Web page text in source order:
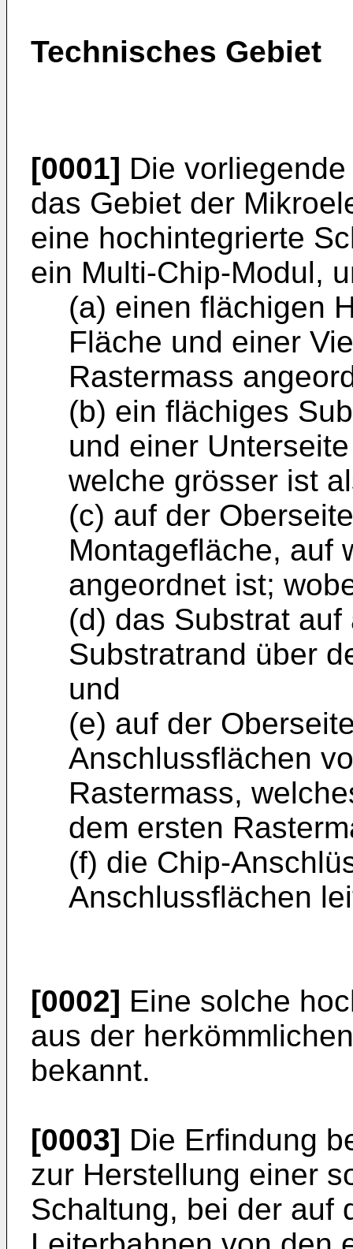
Technisches Gebiet
[0001] Die
das Gebiet der
eine hochintegrierte
ein Multi-Chip-Modul,
(a) einen flächigen
Fläche und einer
Rastermass
(b) ein flächiges
und einer
welche grösser ist
(c) auf der
Montagefläche, auf
angeordnet ist;
(d) das Substrat
Substratrand über
und
(e) auf der
Anschlussflächen
Rastermass,
dem ersten
(f) die Chip-
Anschlussflächen
[0002] Eine solche
aus der
bekannt.
[0003] Die Erfindung
zur Herstellung einer
Schaltung, bei der auf